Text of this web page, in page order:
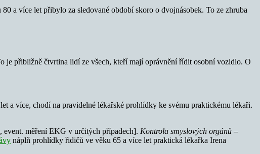
a více let přibylo za sledované období skoro o dvojnásobek. To ze zhruba
je přibližně čtvrtina lidí ze všech, kteří mají oprávnění řídit osobní vozidlo. O
a více, chodí na pravidelné lékařské prohlídky ke svému praktickému lékaři.
event. měření EKG v určitých případech]. Kontrola smyslových orgánů –
náplň prohlídky řidičů ve věku 65 a více let praktická lékařka Irena